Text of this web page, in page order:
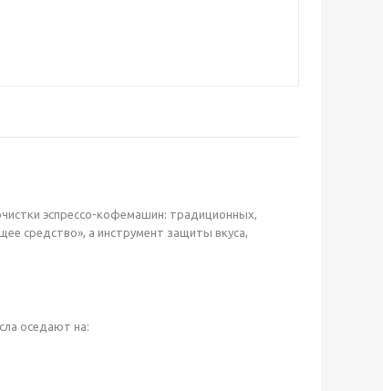
эспрессо-кофемашин: традиционных,
средство», а инструмент защиты вкуса,
оседают на: